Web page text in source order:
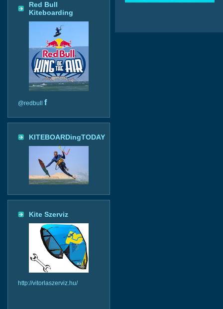
Red Bull
Kiteboarding
@redbull f
KITEBOARDingTODAY
Kite Szerviz
http://vitorlaszerviz.hu/